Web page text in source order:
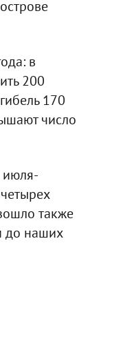
в
200
170
число
июля-
также
до наших